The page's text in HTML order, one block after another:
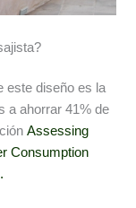
este diseño es la
a ahorrar 41% de
Assessing
Consumption